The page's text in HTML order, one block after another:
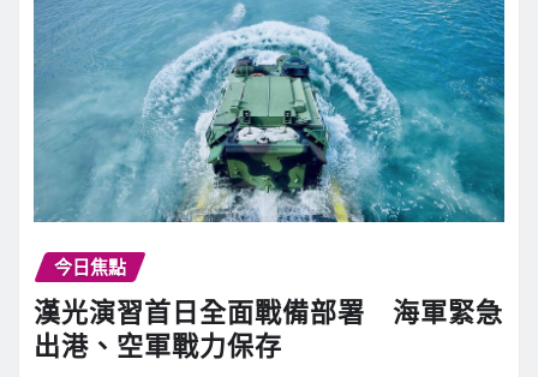
今日焦點
漢光演習首日全面戰備部署 海軍緊急
出港、空軍戰力保存